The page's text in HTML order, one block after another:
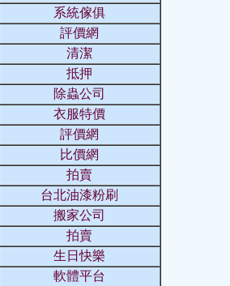
系統傢俱
評價網
清潔
抵押
除蟲公司
衣服特價
評價網
比價網
拍賣
台北油漆粉刷
搬家公司
拍賣
生日快樂
軟體平台